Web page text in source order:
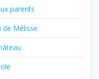
parents
de Mélisse